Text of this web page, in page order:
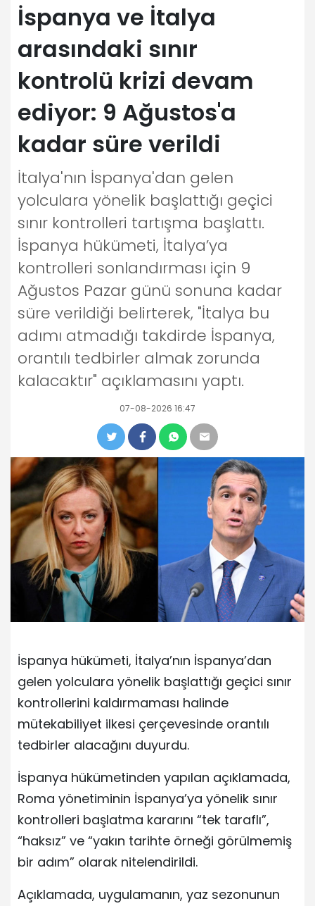
İspanya ve İtalya
arasındaki sınır
kontrolü krizi devam
ediyor: 9 Ağustos'a
kadar süre verildi
İtalya'nın İspanya'dan gelen
yolculara yönelik başlattığı geçici
sınır kontrolleri tartışma başlattı.
İspanya hükümeti, İtalya’ya
kontrolleri sonlandırması için 9
Ağustos Pazar günü sonuna kadar
süre verildiği belirterek, "İtalya bu
adımı atmadığı takdirde İspanya,
orantılı tedbirler almak zorunda
kalacaktır" açıklamasını yaptı.
07-08-2026 16:47
İspanya hükümeti, İtalya’nın İspanya’dan
gelen yolculara yönelik başlattığı geçici sınır
kontrollerini kaldırmaması halinde
mütekabiliyet ilkesi çerçevesinde orantılı
tedbirler alacağını duyurdu.
İspanya hükümetinden yapılan açıklamada,
Roma yönetiminin İspanya’ya yönelik sınır
kontrolleri başlatma kararını “tek taraflı”,
“haksız” ve “yakın tarihte örneği görülmemiş
bir adım” olarak nitelendirildi.
Açıklamada, uygulamanın, yaz sezonunun